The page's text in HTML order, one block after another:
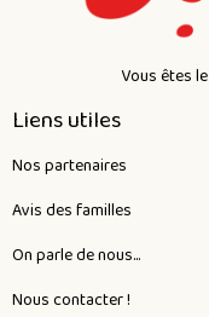
Vous êtes le
Liens utiles
Nos partenaires
Avis des familles
On parle de nous...
Nous contacter !